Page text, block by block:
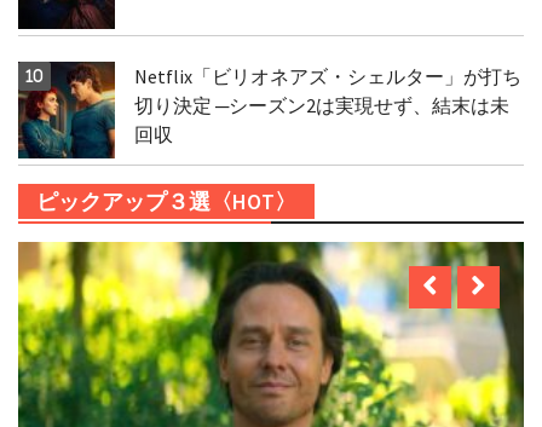
Netflix「ビリオネアズ・シェルター」が打ち
切り決定 ─シーズン2は実現せず、結末は未
回収
ピックアップ３選〈HOT〉